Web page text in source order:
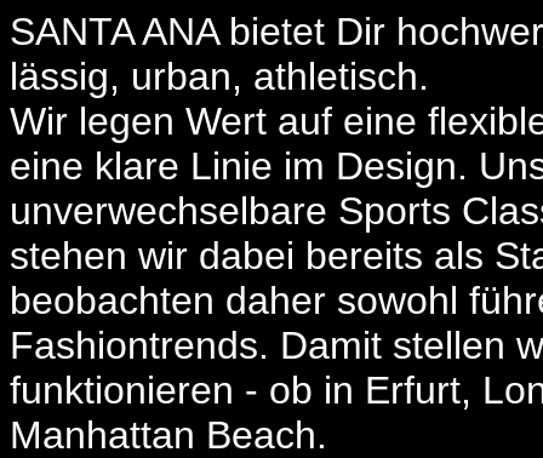
SANTA ANA bietet Dir
lässig, urban, athletisch.
Wir legen Wert auf eine
eine klare Linie im Design.
unverwechselbare Sports
stehen wir dabei bereits als
beobachten daher sowohl
Fashiontrends. Damit stellen
funktionieren - ob in Erfurt,
Manhattan Beach.